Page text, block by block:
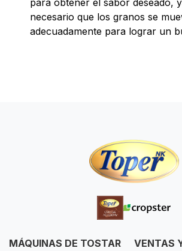
para obtener el sabor deseado,
necesario que los granos se
adecuadamente para lograr un
MÁQUINAS DE TOSTAR VENTAS